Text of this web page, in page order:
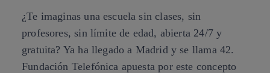
¿Te imaginas una escuela sin clases, sin
profesores, sin límite de edad, abierta 24/7 y
gratuita? Ya ha llegado a Madrid y se llama 42.
Fundación Telefónica apuesta por este concepto